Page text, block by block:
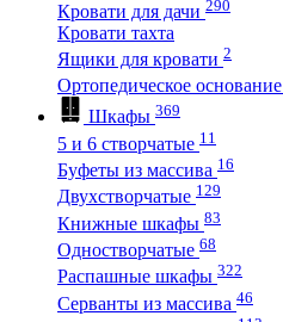
Кровати для дачи 290
Кровати тахта
Ящики для кровати 2
Ортопедическое основание
Шкафы 369
5 и 6 створчатые 11
Буфеты из массива 16
Двухстворчатые 129
Книжные шкафы 83
Одностворчатые 68
Распашные шкафы 322
Серванты из массива 46